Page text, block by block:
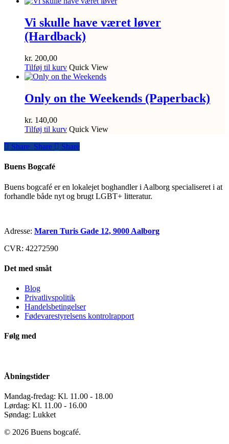
Vi skulle have været løver
(Hardback)
kr. 200,00
Tilføj til kurv Quick View
Only on the Weekends (Paperback)
kr. 140,00
Tilføj til kurv Quick View
Share
Share Share Share
Buens Bogcafé
Buens bogcafé er en lokalejet boghandler i Aalborg specialiseret i at
forhandle både nyt og brugt LGBT+ litteratur.
Adresse: Maren Turis Gade 12, 9000 Aalborg
CVR: 42272590
Det med småt
Blog
Privatlivspolitik
Handelsbetingelser
Fødevarestyrelsens kontrolrapport
Følg med
Åbningstider
Mandag-fredag: Kl. 11.00 - 18.00
Lørdag: Kl. 11.00 - 16.00
Søndag: Lukket
© 2026 Buens bogcafé.